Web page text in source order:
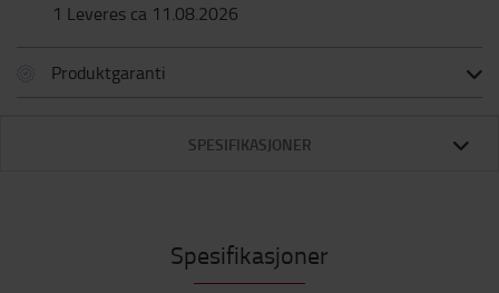
1 Leveres ca 11.08.2026
Produktgaranti
SPESIFIKASJONER
Spesifikasjoner